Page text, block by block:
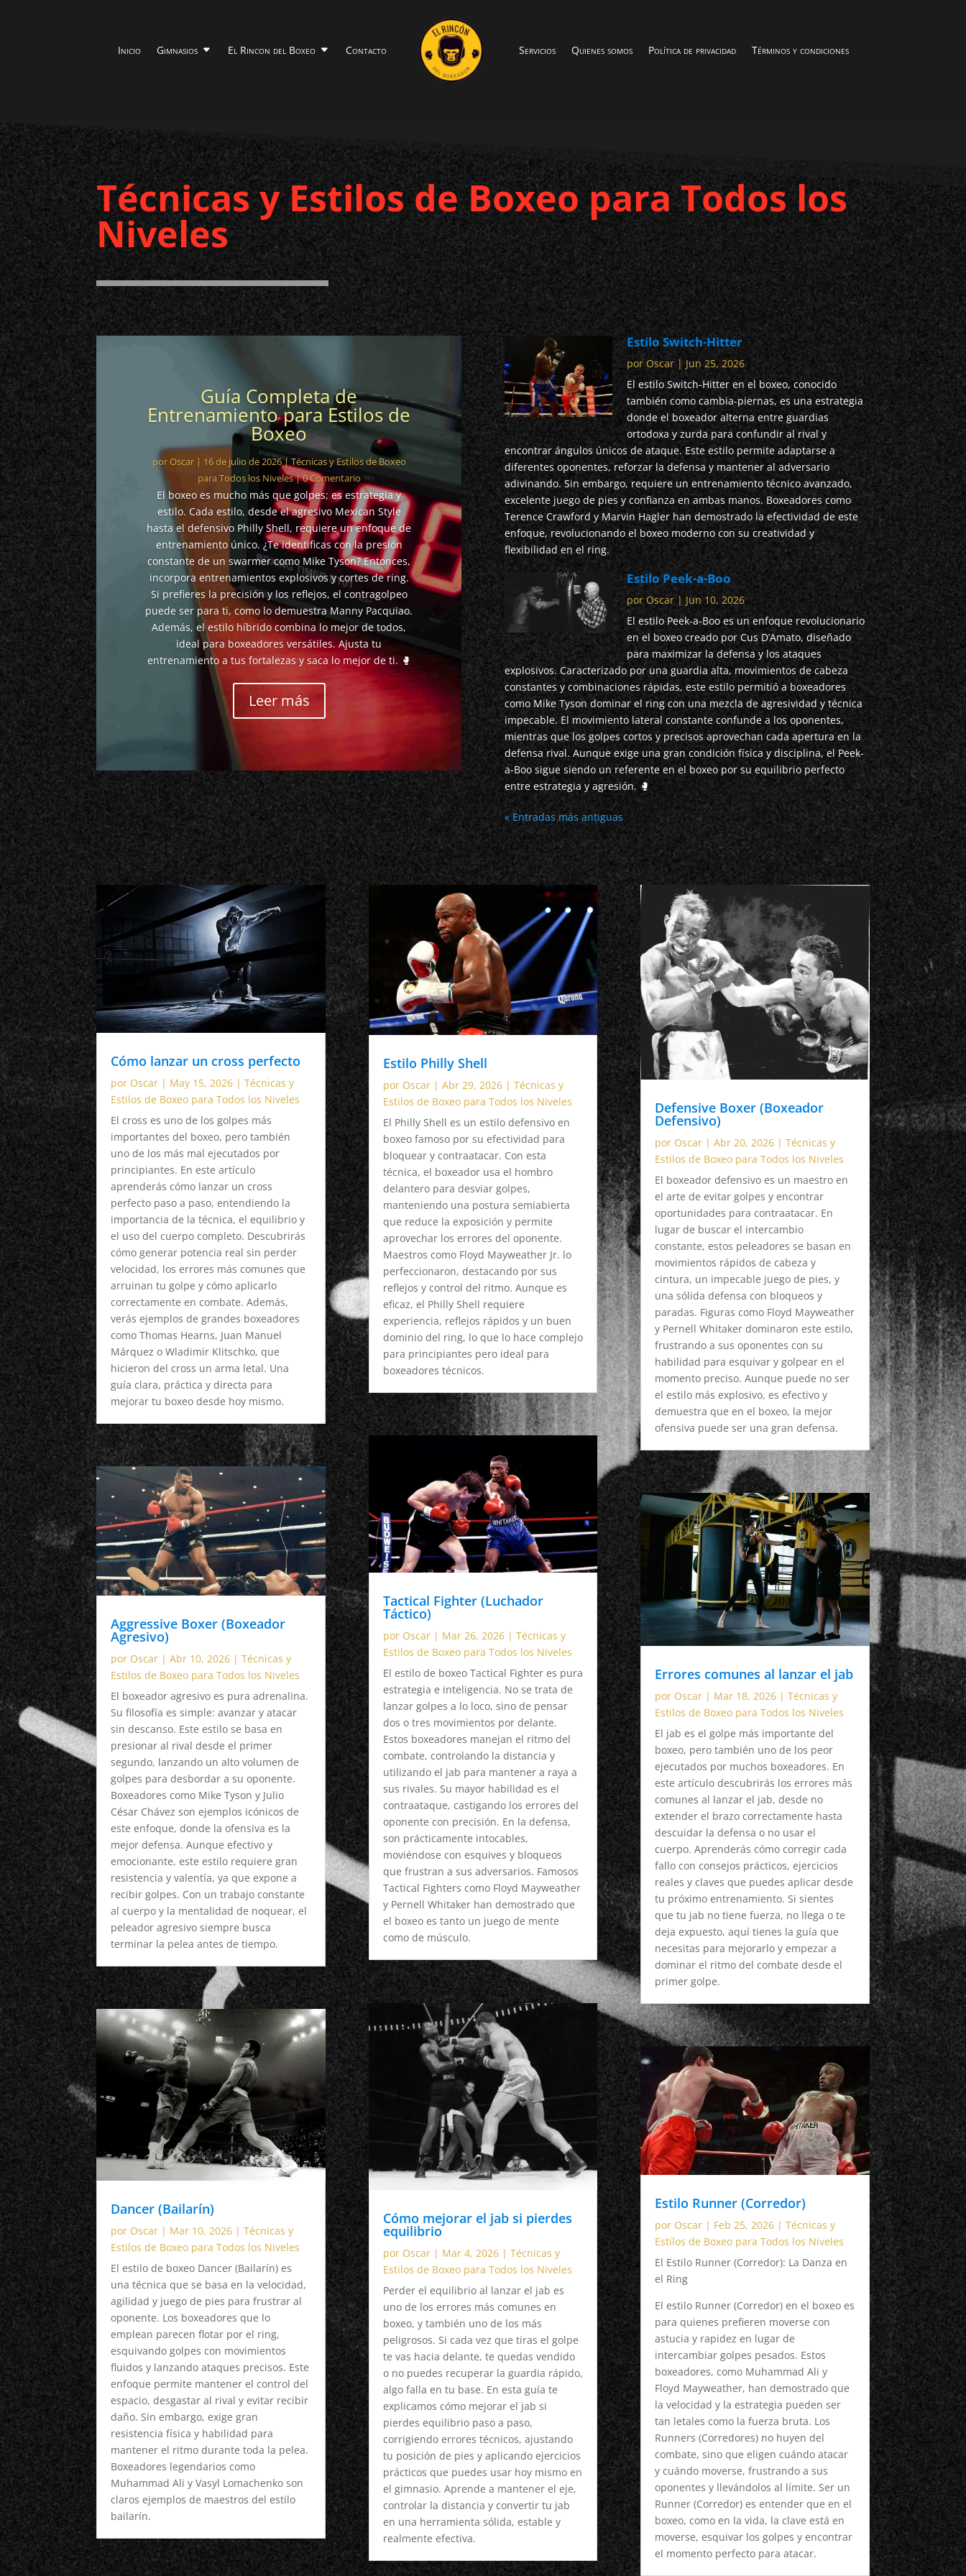
Inicio Gimnasios El Rincon del Boxeo Contacto Servicios Quienes somos Política de privacidad Términos y condiciones
Técnicas y Estilos de Boxeo para Todos los
Niveles
Guía Completa de
Entrenamiento para Estilos de
Boxeo
por Oscar| 16 de julio de 2026|Técnicas y Estilos de Boxeo
para Todos los Niveles| 0 Comentario
El boxeo es mucho más que golpes; es estrategia y
estilo. Cada estilo, desde el agresivo Mexican Style
hasta el defensivo Philly Shell, requiere un enfoque de
entrenamiento único. ¿Te identificas con la presión
constante de un swarmer como Mike Tyson? Entonces,
incorpora entrenamientos explosivos y cortes de ring.
Si prefieres la precisión y los reflejos, el contragolpeo
puede ser para ti, como lo demuestra Manny Pacquiao.
Además, el estilo híbrido combina lo mejor de todos,
ideal para boxeadores versátiles. Ajusta tu
entrenamiento a tus fortalezas y saca lo mejor de ti. 🥊
Leer más
Estilo Switch-Hitter
por Oscar| Jun 25, 2026
El estilo Switch-Hitter en el boxeo, conocido
también como cambia-piernas, es una estrategia
donde el boxeador alterna entre guardias
ortodoxa y zurda para confundir al rival y
encontrar ángulos únicos de ataque. Este estilo permite adaptarse a
diferentes oponentes, reforzar la defensa y mantener al adversario
adivinando. Sin embargo, requiere un entrenamiento técnico avanzado,
excelente juego de pies y confianza en ambas manos. Boxeadores como
Terence Crawford y Marvin Hagler han demostrado la efectividad de este
enfoque, revolucionando el boxeo moderno con su creatividad y
flexibilidad en el ring.
Estilo Peek-a-Boo
por Oscar| Jun 10, 2026
El estilo Peek-a-Boo es un enfoque revolucionario
en el boxeo creado por Cus D’Amato, diseñado
para maximizar la defensa y los ataques
explosivos. Caracterizado por una guardia alta, movimientos de cabeza
constantes y combinaciones rápidas, este estilo permitió a boxeadores
como Mike Tyson dominar el ring con una mezcla de agresividad y técnica
impecable. El movimiento lateral constante confunde a los oponentes,
mientras que los golpes cortos y precisos aprovechan cada apertura en la
defensa rival. Aunque exige una gran condición física y disciplina, el Peek-
a-Boo sigue siendo un referente en el boxeo por su equilibrio perfecto
entre estrategia y agresión. 🥊
« Entradas más antiguas
Cómo lanzar un cross perfecto
por Oscar | May 15, 2026 |Técnicas y
Estilos de Boxeo para Todos los Niveles
El cross es uno de los golpes más
importantes del boxeo, pero también
uno de los más mal ejecutados por
principiantes. En este artículo
aprenderás cómo lanzar un cross
perfecto paso a paso, entendiendo la
importancia de la técnica, el equilibrio y
el uso del cuerpo completo. Descubrirás
cómo generar potencia real sin perder
velocidad, los errores más comunes que
arruinan tu golpe y cómo aplicarlo
correctamente en combate. Además,
verás ejemplos de grandes boxeadores
como Thomas Hearns, Juan Manuel
Márquez o Wladimir Klitschko, que
hicieron del cross un arma letal. Una
guía clara, práctica y directa para
mejorar tu boxeo desde hoy mismo.
Aggressive Boxer (Boxeador
Agresivo)
por Oscar |Abr 10, 2026 |Técnicas y
Estilos de Boxeo para Todos los Niveles
El boxeador agresivo es pura adrenalina.
Su filosofía es simple: avanzar y atacar
sin descanso. Este estilo se basa en
presionar al rival desde el primer
segundo, lanzando un alto volumen de
golpes para desbordar a su oponente.
Boxeadores como Mike Tyson y Julio
César Chávez son ejemplos icónicos de
este enfoque, donde la ofensiva es la
mejor defensa. Aunque efectivo y
emocionante, este estilo requiere gran
resistencia y valentía, ya que expone a
recibir golpes. Con un trabajo constante
al cuerpo y la mentalidad de noquear, el
peleador agresivo siempre busca
terminar la pelea antes de tiempo.
Dancer (Bailarín)
por Oscar | Mar 10, 2026 |Técnicas y
Estilos de Boxeo para Todos los Niveles
El estilo de boxeo Dancer (Bailarín) es
una técnica que se basa en la velocidad,
agilidad y juego de pies para frustrar al
oponente. Los boxeadores que lo
emplean parecen flotar por el ring,
esquivando golpes con movimientos
fluidos y lanzando ataques precisos. Este
enfoque permite mantener el control del
espacio, desgastar al rival y evitar recibir
daño. Sin embargo, exige gran
resistencia física y habilidad para
mantener el ritmo durante toda la pelea.
Boxeadores legendarios como
Muhammad Ali y Vasyl Lomachenko son
claros ejemplos de maestros del estilo
bailarín.
Estilo Philly Shell
por Oscar| Abr 29, 2026| Técnicas y
Estilos de Boxeo para Todos los Niveles
El Philly Shell es un estilo defensivo en
boxeo famoso por su efectividad para
bloquear y contraatacar. Con esta
técnica, el boxeador usa el hombro
delantero para desviar golpes,
manteniendo una postura semiabierta
que reduce la exposición y permite
aprovechar los errores del oponente.
Maestros como Floyd Mayweather Jr. lo
perfeccionaron, destacando por sus
reflejos y control del ritmo. Aunque es
eficaz, el Philly Shell requiere
experiencia, reflejos rápidos y un buen
dominio del ring, lo que lo hace complejo
para principiantes pero ideal para
boxeadores técnicos.
Tactical Fighter (Luchador
Táctico)
por Oscar| Mar 26, 2026| Técnicas y
Estilos de Boxeo para Todos los Niveles
El estilo de boxeo Tactical Fighter es pura
estrategia e inteligencia. No se trata de
lanzar golpes a lo loco, sino de pensar
dos o tres movimientos por delante.
Estos boxeadores manejan el ritmo del
combate, controlando la distancia y
utilizando el jab para mantener a raya a
sus rivales. Su mayor habilidad es el
contraataque, castigando los errores del
oponente con precisión. En la defensa,
son prácticamente intocables,
moviéndose con esquives y bloqueos
que frustran a sus adversarios. Famosos
Tactical Fighters como Floyd Mayweather
y Pernell Whitaker han demostrado que
el boxeo es tanto un juego de mente
como de músculo.
Cómo mejorar el jab si pierdes
equilibrio
por Oscar| Mar 4, 2026| Técnicas y
Estilos de Boxeo para Todos los Niveles
Perder el equilibrio al lanzar el jab es
uno de los errores más comunes en
boxeo, y también uno de los más
peligrosos. Si cada vez que tiras el golpe
te vas hacia delante, te quedas vendido
o no puedes recuperar la guardia rápido,
algo falla en tu base. En esta guía te
explicamos cómo mejorar el jab si
pierdes equilibrio paso a paso,
corrigiendo errores técnicos, ajustando
tu posición de pies y aplicando ejercicios
prácticos que puedes usar hoy mismo en
el gimnasio. Aprende a mantener el eje,
controlar la distancia y convertir tu jab
en una herramienta sólida, estable y
realmente efectiva.
Defensive Boxer (Boxeador
Defensivo)
por Oscar| Abr 20, 2026| Técnicas y
Estilos de Boxeo para Todos los Niveles
El boxeador defensivo es un maestro en
el arte de evitar golpes y encontrar
oportunidades para contraatacar. En
lugar de buscar el intercambio
constante, estos peleadores se basan en
movimientos rápidos de cabeza y
cintura, un impecable juego de pies, y
una sólida defensa con bloqueos y
paradas. Figuras como Floyd Mayweather
y Pernell Whitaker dominaron este estilo,
frustrando a sus oponentes con su
habilidad para esquivar y golpear en el
momento preciso. Aunque puede no ser
el estilo más explosivo, es efectivo y
demuestra que en el boxeo, la mejor
ofensiva puede ser una gran defensa.
Errores comunes al lanzar el jab
por Oscar| Mar 18, 2026| Técnicas y
Estilos de Boxeo para Todos los Niveles
El jab es el golpe más importante del
boxeo, pero también uno de los peor
ejecutados por muchos boxeadores. En
este artículo descubrirás los errores más
comunes al lanzar el jab, desde no
extender el brazo correctamente hasta
descuidar la defensa o no usar el
cuerpo. Aprenderás cómo corregir cada
fallo con consejos prácticos, ejercicios
reales y claves que puedes aplicar desde
tu próximo entrenamiento. Si sientes
que tu jab no tiene fuerza, no llega o te
deja expuesto, aquí tienes la guía que
necesitas para mejorarlo y empezar a
dominar el ritmo del combate desde el
primer golpe.
Estilo Runner (Corredor)
por Oscar| Feb 25, 2026| Técnicas y
Estilos de Boxeo para Todos los Niveles
El Estilo Runner (Corredor): La Danza en
el Ring
El estilo Runner (Corredor) en el boxeo es
para quienes prefieren moverse con
astucia y rapidez en lugar de
intercambiar golpes pesados. Estos
boxeadores, como Muhammad Ali y
Floyd Mayweather, han demostrado que
la velocidad y la estrategia pueden ser
tan letales como la fuerza bruta. Los
Runners (Corredores) no huyen del
combate, sino que eligen cuándo atacar
y cuándo moverse, frustrando a sus
oponentes y llevándolos al límite. Ser un
Runner (Corredor) es entender que en el
boxeo, como en la vida, la clave está en
moverse, esquivar los golpes y encontrar
el momento perfecto para atacar.